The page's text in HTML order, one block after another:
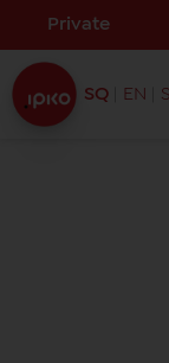
Private
SQ EN